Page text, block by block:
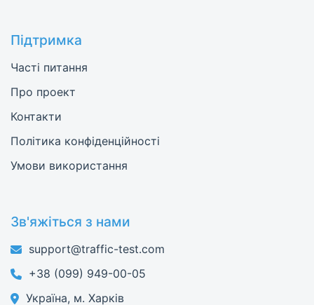
Підтримка
Часті питання
Про проект
Контакти
Політика конфіденційності
Умови використання
Зв'яжіться з нами
support@traffic-test.com
+38 (099) 949-00-05
Україна, м. Харків